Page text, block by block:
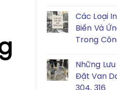
Các Loại
Biến Và
Trong
Những
Đặt Van
304, 316